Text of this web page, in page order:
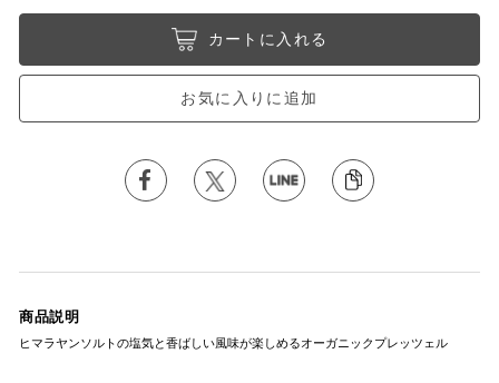
カートに入れる
お気に入りに追加
商品説明
ヒマラヤンソルトの塩気と香ばしい風味が楽しめるオーガニックプレッツェル